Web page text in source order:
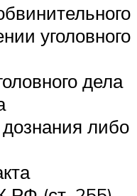
уголовного
дела
либо